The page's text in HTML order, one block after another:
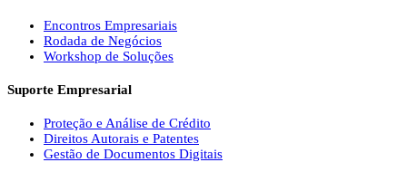
Encontros Empresariais
Rodada de Negócios
Workshop de Soluções
Suporte Empresarial
Proteção e Análise de Crédito
Direitos Autorais e Patentes
Gestão de Documentos Digitais